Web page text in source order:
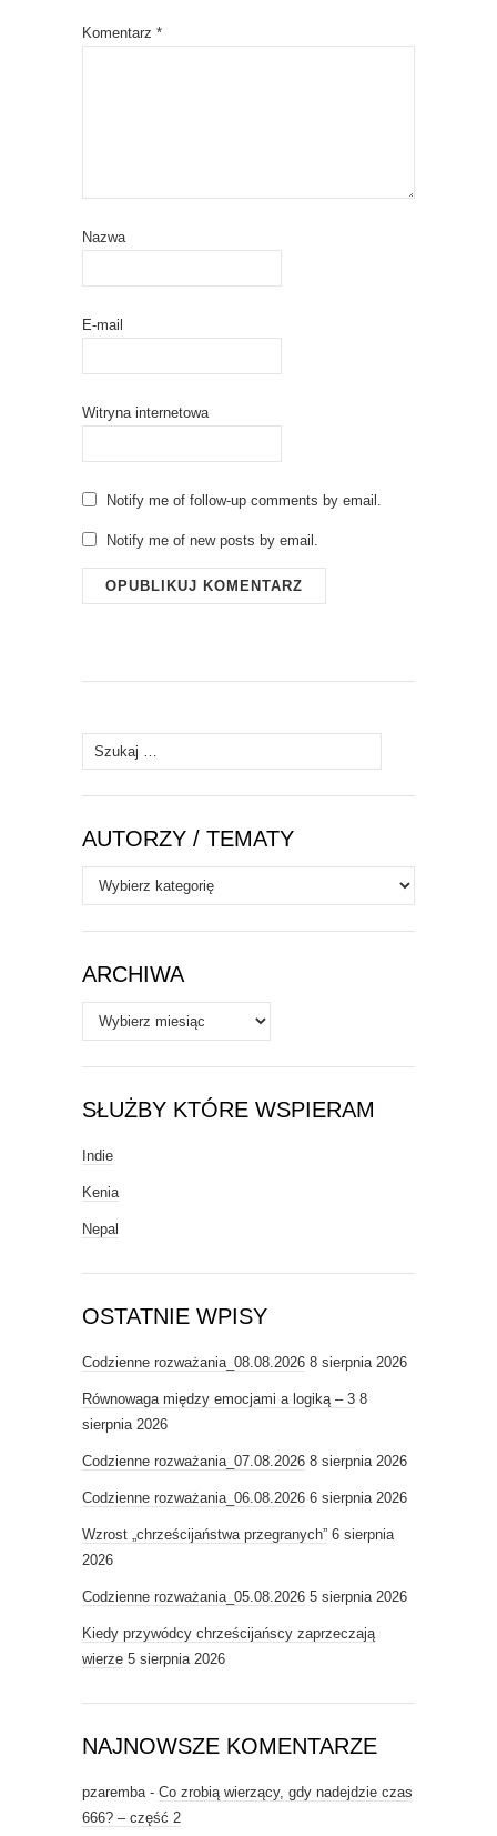
Komentarz *
Nazwa
E-mail
Witryna internetowa
Notify me of follow-up comments by email.
Notify me of new posts by email.
Szukaj:
AUTORZY / TEMATY
Autorzy
/
Tematy
ARCHIWA
Archiwa
SŁUŻBY KTÓRE WSPIERAM
Indie
Kenia
Nepal
OSTATNIE WPISY
Codzienne rozważania_08.08.2026 8 sierpnia 2026
Równowaga między emocjami a logiką – 3 8
sierpnia 2026
Codzienne rozważania_07.08.2026 8 sierpnia 2026
Codzienne rozważania_06.08.2026 6 sierpnia 2026
Wzrost „chrześcijaństwa przegranych” 6 sierpnia
2026
Codzienne rozważania_05.08.2026 5 sierpnia 2026
Kiedy przywódcy chrześcijańscy zaprzeczają
wierze 5 sierpnia 2026
NAJNOWSZE KOMENTARZE
pzaremba- Co zrobią wierzący, gdy nadejdzie czas
666? – część 2